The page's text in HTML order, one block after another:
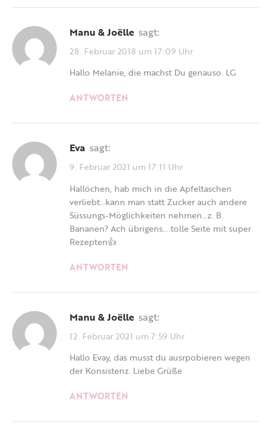
Manu & Joëlle sagt:
28. Februar 2018 um 17:09 Uhr
Hallo Melanie, die machst Du genauso. LG
ANTWORTEN
Eva sagt:
9. Februar 2021 um 17:11 Uhr
Hallöchen, hab mich in die Apfeltaschen
verliebt…kann man statt Zucker auch andere
Süssungs-Möglichkeiten nehmen…z. B.
Bananen? Ach übrigens….tolle Seite mit super
Rezepten👍
ANTWORTEN
Manu & Joëlle sagt:
12. Februar 2021 um 7:59 Uhr
Hallo Evay, das musst du ausrpobieren wegen
der Konsistenz. Liebe Grüße
ANTWORTEN